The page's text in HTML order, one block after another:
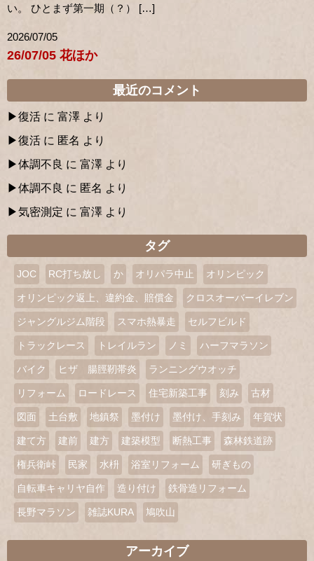
い。 ひとまず第一期（？） […]
2026/07/05
26/07/05 花ほか
最近のコメント
復活 に 富澤 より
復活 に 匿名 より
体調不良 に 富澤 より
体調不良 に 匿名 より
気密測定 に 富澤 より
タグ
JOC RC打ち放し か オリパラ中止 オリンピック
オリンピック返上、違約金、賠償金 クロスオーバーイレブン
ジャングルジム階段 スマホ熱暴走 セルフビルド
トラックレース トレイルラン ノミ ハーフマラソン
バイク ヒザ 腸脛靭帯炎 ランニングウオッチ
リフォーム ロードレース 住宅新築工事 刻み 古材
図面 土台敷 地鎮祭 墨付け 墨付け、手刻み 年賀状
建て方 建前 建方 建築模型 断熱工事 森林鉄道跡
権兵衛峠 民家 水枡 浴室リフォーム 研ぎもの
自転車キャリヤ自作 造り付け 鉄骨造リフォーム
長野マラソン 雑誌KURA 鳩吹山
アーカイブ